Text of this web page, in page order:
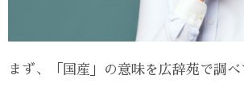
まず、「国産」の意味を広辞苑で調べ